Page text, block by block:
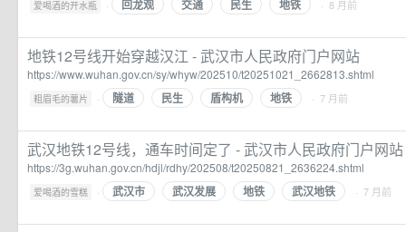
爱喝酒的开水瓶 · 回龙观 交通 民生 地铁 · 8 月前
地铁12号线开始穿越汉江 - 武汉市人民政府门户网站
https://www.wuhan.gov.cn/sy/whyw/202510/t20251021_2662813.shtml
粗眉毛的薯片 · 隧道 民生 盾构机 地铁 · 7 月前
武汉地铁12号线，通车时间定了 - 武汉市人民政府门户网站
https://3g.wuhan.gov.cn/hdjl/rdhy/202508/t20250821_2636224.shtml
爱喝酒的雪糕 · 武汉市 武汉发展 地铁 武汉地铁 · 7 月前